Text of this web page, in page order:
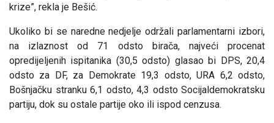
krize”, rekla je Bešić.
Ukoliko bi se naredne nedjelje održali parlamentarni izbori,
na izlaznost od 71 odsto birača, najveći procenat
opredijeljenih ispitanika (30,5 odsto) glasao bi DPS, 20,4
odsto za DF, za Demokrate 19,3 odsto, URA 6,2 odsto,
Bošnjačku stranku 6,1 odsto, 4,3 odsto Socijaldemokratsku
partiju, dok su ostale partije oko ili ispod cenzusa.